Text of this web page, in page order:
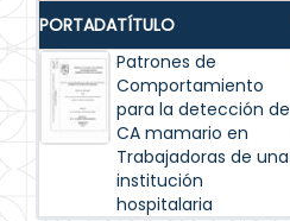
PORTADATÍTULO
Patrones de
Comportamiento
para la detección de
CA mamario en
Trabajadoras de una
institución
hospitalaria